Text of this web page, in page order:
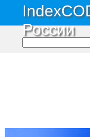
России